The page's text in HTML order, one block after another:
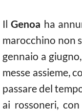
IlGenoa ha
marocchino non
gennaio a
messe assieme,
passare del
ai rossoneri,